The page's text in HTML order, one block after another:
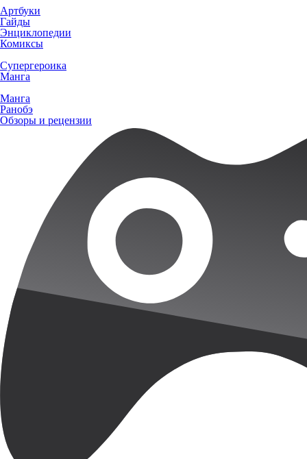
Артбуки
Гайды
Энциклопедии
Комиксы
Супергероика
Манга
Манга
Ранобэ
Обзоры и рецензии